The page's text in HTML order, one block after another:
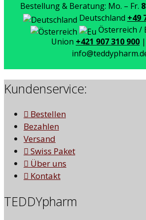
Bestellung & Beratung: Mo. – Fr.
Deutschland +49
Österreich /
Union +421 907 310 900
Kundenservice:
Bestellen
Bezahlen
Versand
Swiss Paket
Über uns
Kontakt
TEDDYpharm